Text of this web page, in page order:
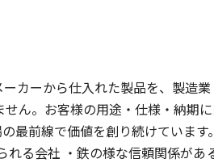
カーから仕入れた製品を、製造
ん。お客様の用途・仕様・納期
最前線で価値を創り続けていま
る会社 ・鉄の様な信頼関係が